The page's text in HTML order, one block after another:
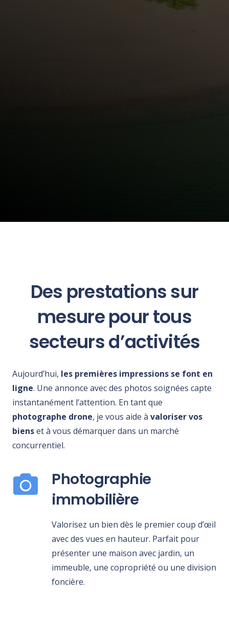
Des prestations sur
mesure pour tous
secteurs d’activités
Aujourd’hui, les premières impressions se font en
ligne. Une annonce avec des photos soignées capte
instantanément l’attention. En tant que
photographe drone, je vous aide à valoriser vos
bienset à vous démarquer dans un marché
concurrentiel.
Photographie
immobilière
Valorisez un bien dès le premier coup d’œil
avec des vues en hauteur. Parfait pour
présenter une maison avec jardin, un
immeuble, une copropriété ou une division
foncière.